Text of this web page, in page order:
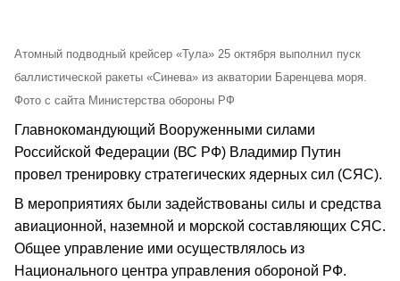
Атомный подводный крейсер «Тула» 25 октября выполнил пуск
баллистической ракеты «Синева» из акватории Баренцева моря.
Фото с сайта Министерства обороны РФ
Главнокомандующий Вооруженными силами
Российской Федерации (ВС РФ) Владимир Путин
провел тренировку стратегических ядерных сил (СЯС).
В мероприятиях были задействованы силы и средства
авиационной, наземной и морской составляющих СЯС.
Общее управление ими осуществлялось из
Национального центра управления обороной РФ.